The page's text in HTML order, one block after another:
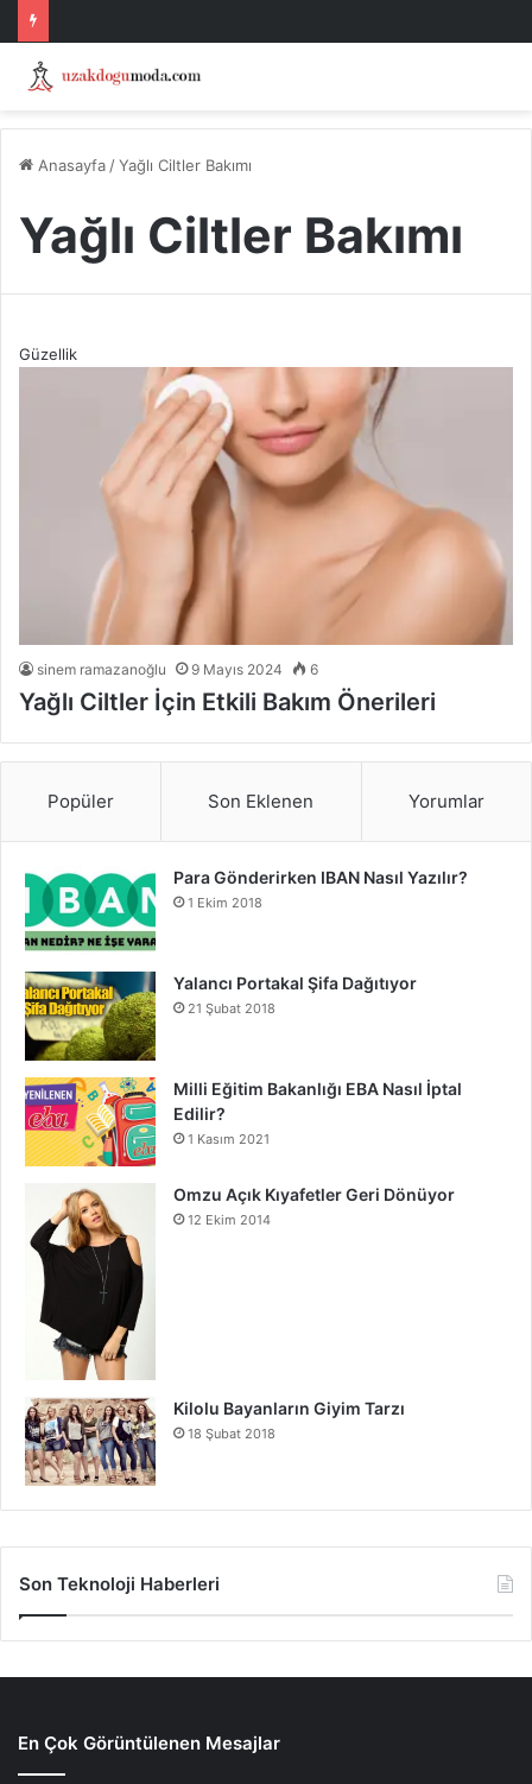
Anasayfa /Yağlı Ciltler Bakımı
Yağlı Ciltler Bakımı
Güzellik
sinem ramazanoğlu 9 Mayıs 2024 6
Yağlı Ciltler İçin Etkili Bakım Önerileri
Popüler Son Eklenen Yorumlar
Para Gönderirken IBAN Nasıl Yazılır?
1 Ekim 2018
Yalancı Portakal Şifa Dağıtıyor
21 Şubat 2018
Milli Eğitim Bakanlığı EBA Nasıl İptal
Edilir?
1 Kasım 2021
Omzu Açık Kıyafetler Geri Dönüyor
12 Ekim 2014
Kilolu Bayanların Giyim Tarzı
18 Şubat 2018
Son Teknoloji Haberleri
En Çok Görüntülenen Mesajlar